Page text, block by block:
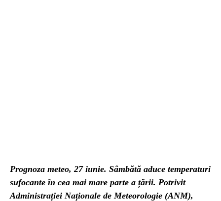
Prognoza meteo, 27 iunie. Sâmbătă aduce temperaturi
sufocante în cea mai mare parte a țării. Potrivit
Administrației Naționale de Meteorologie (ANM),